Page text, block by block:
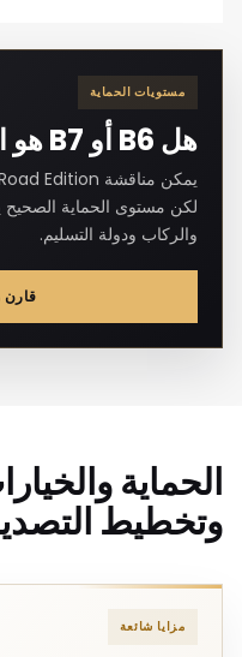
مستويات الحماية
هل B6 أو B7 هو الخيار المناسب؟
لكن مستوى الحماية الصحيح
والركاب ودولة التسليم.
قارن
الحماية
وتخطيط
مزايا شائعة